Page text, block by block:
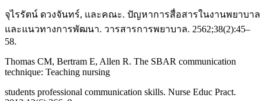
จุไรรัตน์ ดวงจันทร์, และคณะ. ปัญหาการสื่อสารในงานพยาบาล
และแนวทางการพัฒนา. วารสารการพยาบาล. 2562;38(2):45–
58.
Thomas CM, Bertram E, Allen R. The SBAR communication
technique: Teaching nursing
students professional communication skills. Nurse Educ Pract.